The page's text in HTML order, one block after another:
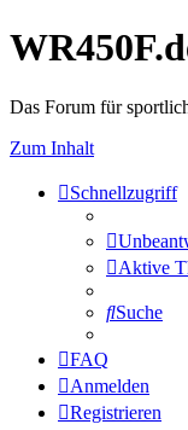
Das Forum für
Zum Inhalt
Schnellzugriff
Aktive
Suche
FAQ
Anmelden
Registrieren